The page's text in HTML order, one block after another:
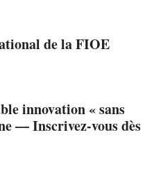
de la FIOE
innovation « sans
— Inscrivez-vous dès